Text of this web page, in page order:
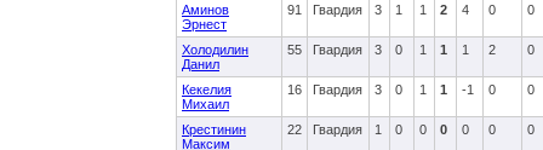
Аминов
Эрнест
91 Гвардия 3 1 1 2 4 0 0
Холодилин
Данил
55 Гвардия 3 0 1 1 1 2 0
Кекелия
Михаил
16 Гвардия 3 0 1 1 -1 0 0
Крестинин
Максим
22 Гвардия 1 0 0 0 0 0 0